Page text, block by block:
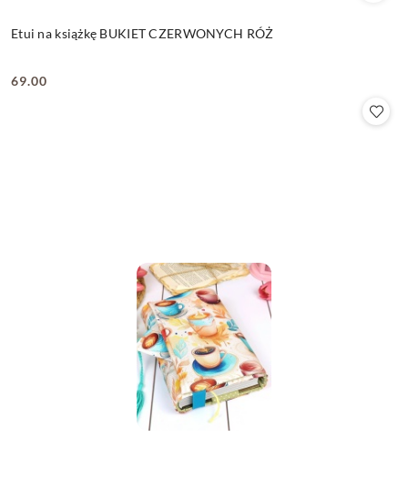
Etui na książkę BUKIET CZERWONYCH RÓŻ
Cena:
69.00